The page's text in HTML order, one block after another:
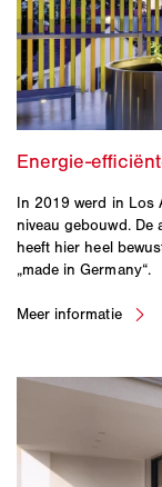
In 2019 werd in Los
niveau gebouwd. De
heeft hier heel
„made in Germany“.